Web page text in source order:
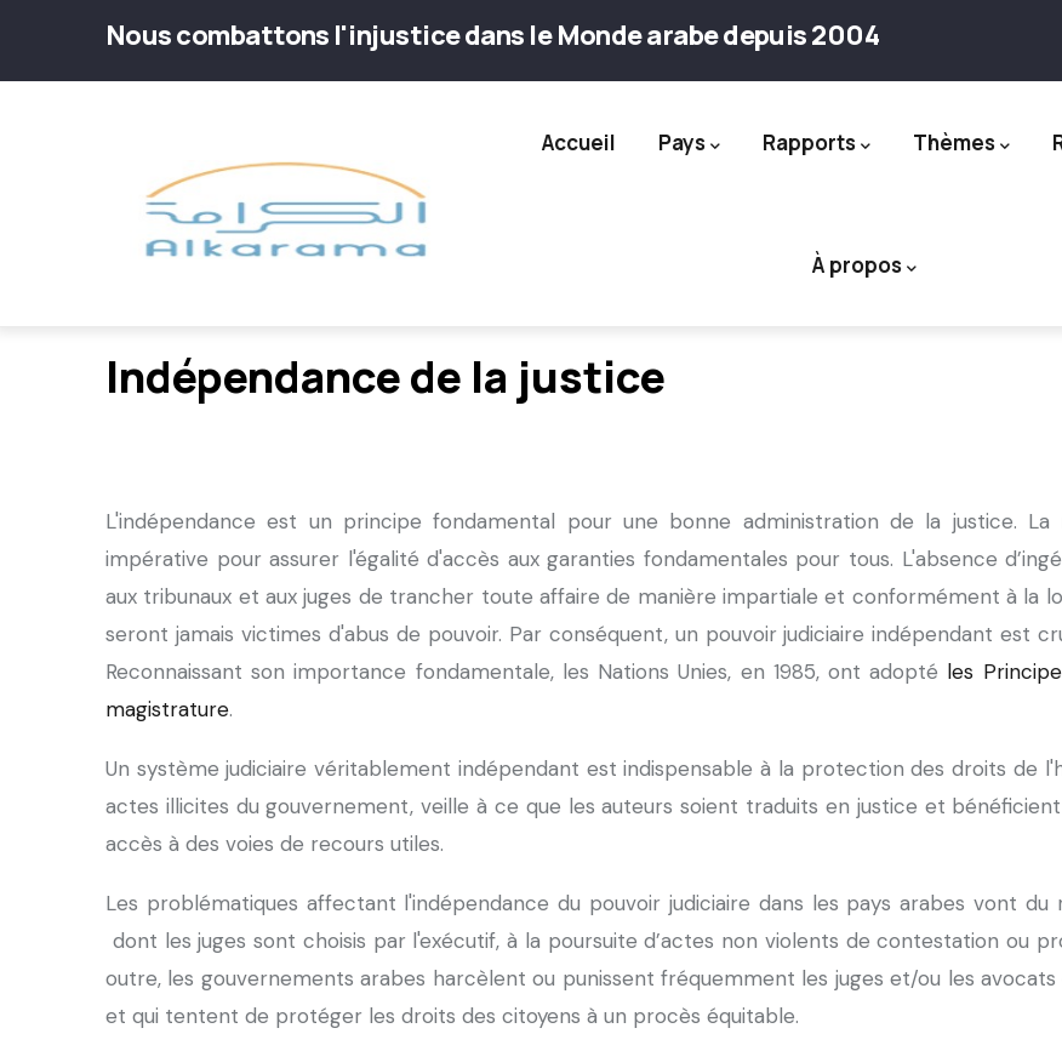
Nous combattons l'injustice dans le Monde arabe depuis 2004
navigation
Accueil Pays Rapports Thèmes
À propos
Indépendance de la justice
L'indépendance est un principe fondamental pour une bonne administration de la justice.
impérative pour assurer l'égalité d'accès aux garanties fondamentales pour tous. L'absence
aux tribunaux et aux juges de trancher toute affaire de manière impartiale et conformément à la
seront jamais victimes d'abus de pouvoir. Par conséquent, un pouvoir judiciaire indépendant est
Reconnaissant son importance fondamentale, les Nations Unies, en 1985, ont adopté les
magistrature.
Un système judiciaire véritablement indépendant est indispensable à la protection des droits de
actes illicites du gouvernement, veille à ce que les auteurs soient traduits en justice et
accès à des voies de recours utiles.
Les problématiques affectant l'indépendance du pouvoir judiciaire dans les pays arabes vont du
dont les juges sont choisis par l'exécutif, à la poursuite d’actes non violents de contestation ou
outre, les gouvernements arabes harcèlent ou punissent fréquemment les juges et/ou les
et qui tentent de protéger les droits des citoyens à un procès équitable.